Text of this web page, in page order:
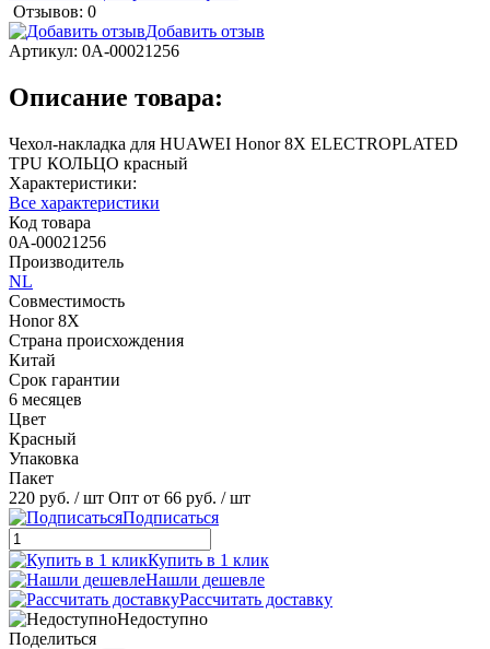
Отзывов: 0
Добавить отзыв
Артикул: 0А-00021256
Описание товара:
Чехол-накладка для HUAWEI Honor 8X ELECTROPLATED
TPU КОЛЬЦО красный
Характеристики:
Все характеристики
Код товара
0А-00021256
Производитель
NL
Совместимость
Honor 8X
Страна происхождения
Китай
Срок гарантии
6 месяцев
Цвет
Красный
Упаковка
Пакет
220 руб. / шт Опт от 66 руб. / шт
Подписаться
Купить в 1 клик
Нашли дешевле
Рассчитать доставку
Недоступно
Поделиться